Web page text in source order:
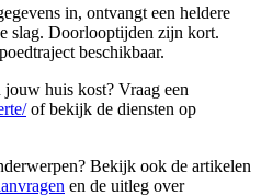
in, ontvangt een heldere
slag. Doorlooptijden zijn kort.
beschikbaar.
huis kost? Vraag een
of bekijk de diensten op
Bekijk ook de artikelen
en de uitleg over